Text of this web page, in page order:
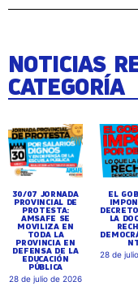
NOTICIAS
CATEGORÍA
30/07 JORNADA
PROVINCIAL DE
PROTESTA:
AMSAFE SE
MOVILIZA EN
TODA LA
PROVINCIA EN
DEFENSA DE LA
EDUCACIÓN
PÚBLICA
28 de julio de 2026
EL
LA
28 de